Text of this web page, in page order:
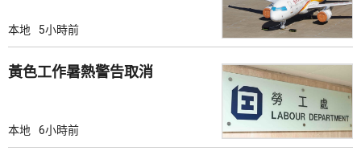
本地 5小時前
黃色工作暑熱警告取消
本地 6小時前